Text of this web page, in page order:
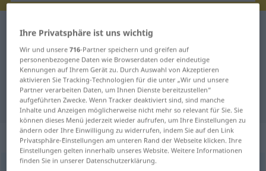
Deutsch-Spanisch Wörterbuch
Deutsch-Spanisch Übersetzung für
"zuerst"
"zuerst" Spanisch Übersetzung
„zuerst“: Adverb
Ihre Privatsphäre ist uns wichtig
Wir und unsere716-Partner speichern und greifen auf
personenbezogene Daten wie Browserdaten oder eindeutige
Kennungen auf Ihrem Gerät zu. Durch Auswahl von Akzeptieren
aktivieren Sie Tracking-Technologien für die unter „Wir und unsere
Partner verarbeiten Daten, um Ihnen Dienste bereitzustellen“
aufgeführten Zwecke. Wenn Tracker deaktiviert sind, sind manche
Inhalte und Anzeigen möglicherweise nicht mehr so relevant für Sie. Sie
können dieses Menü jederzeit wieder aufrufen, um Ihre Einstellungen zu
ändern oder Ihre Einwilligung zu widerrufen, indem Sie auf den Link
Privatsphäre-Einstellungen am unteren Rand der Webseite klicken. Ihre
Einstellungen gelten innerhalb unseres Website. Weitere Informationen
finden Sie in unserer Datenschutzerklärung.